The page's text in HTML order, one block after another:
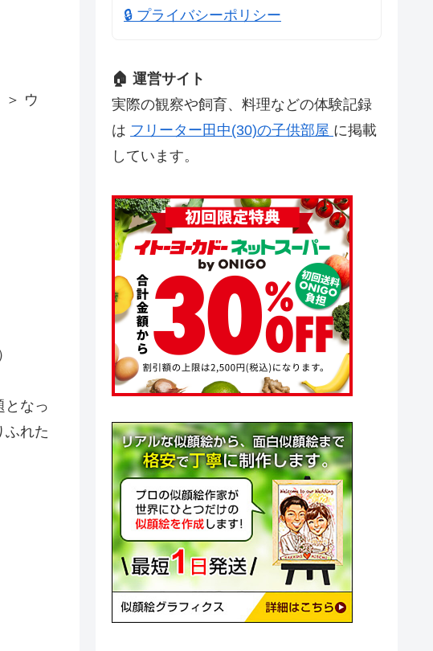
＞ ウ
となっ
ふれた
🔒 プライバシーポリシー
🏠 運営サイト
実際の観察や飼育、料理などの体験記録
は フリーター田中(30)の子供部屋 に掲載
しています。